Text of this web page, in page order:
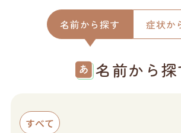
気血水チェック
ツムラの想い
企業サイトへ
名前から探す 症状か
名前から探
すべて